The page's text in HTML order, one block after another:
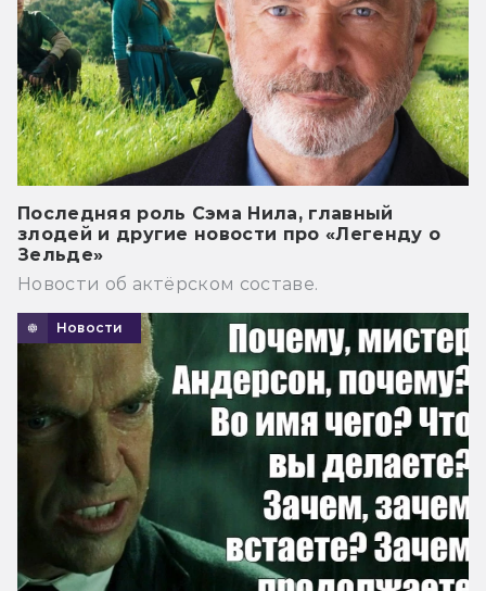
Последняя роль Сэма Нила, главный
злодей и другие новости про «Легенду о
Зельде»
Новости об актёрском составе.
Новости